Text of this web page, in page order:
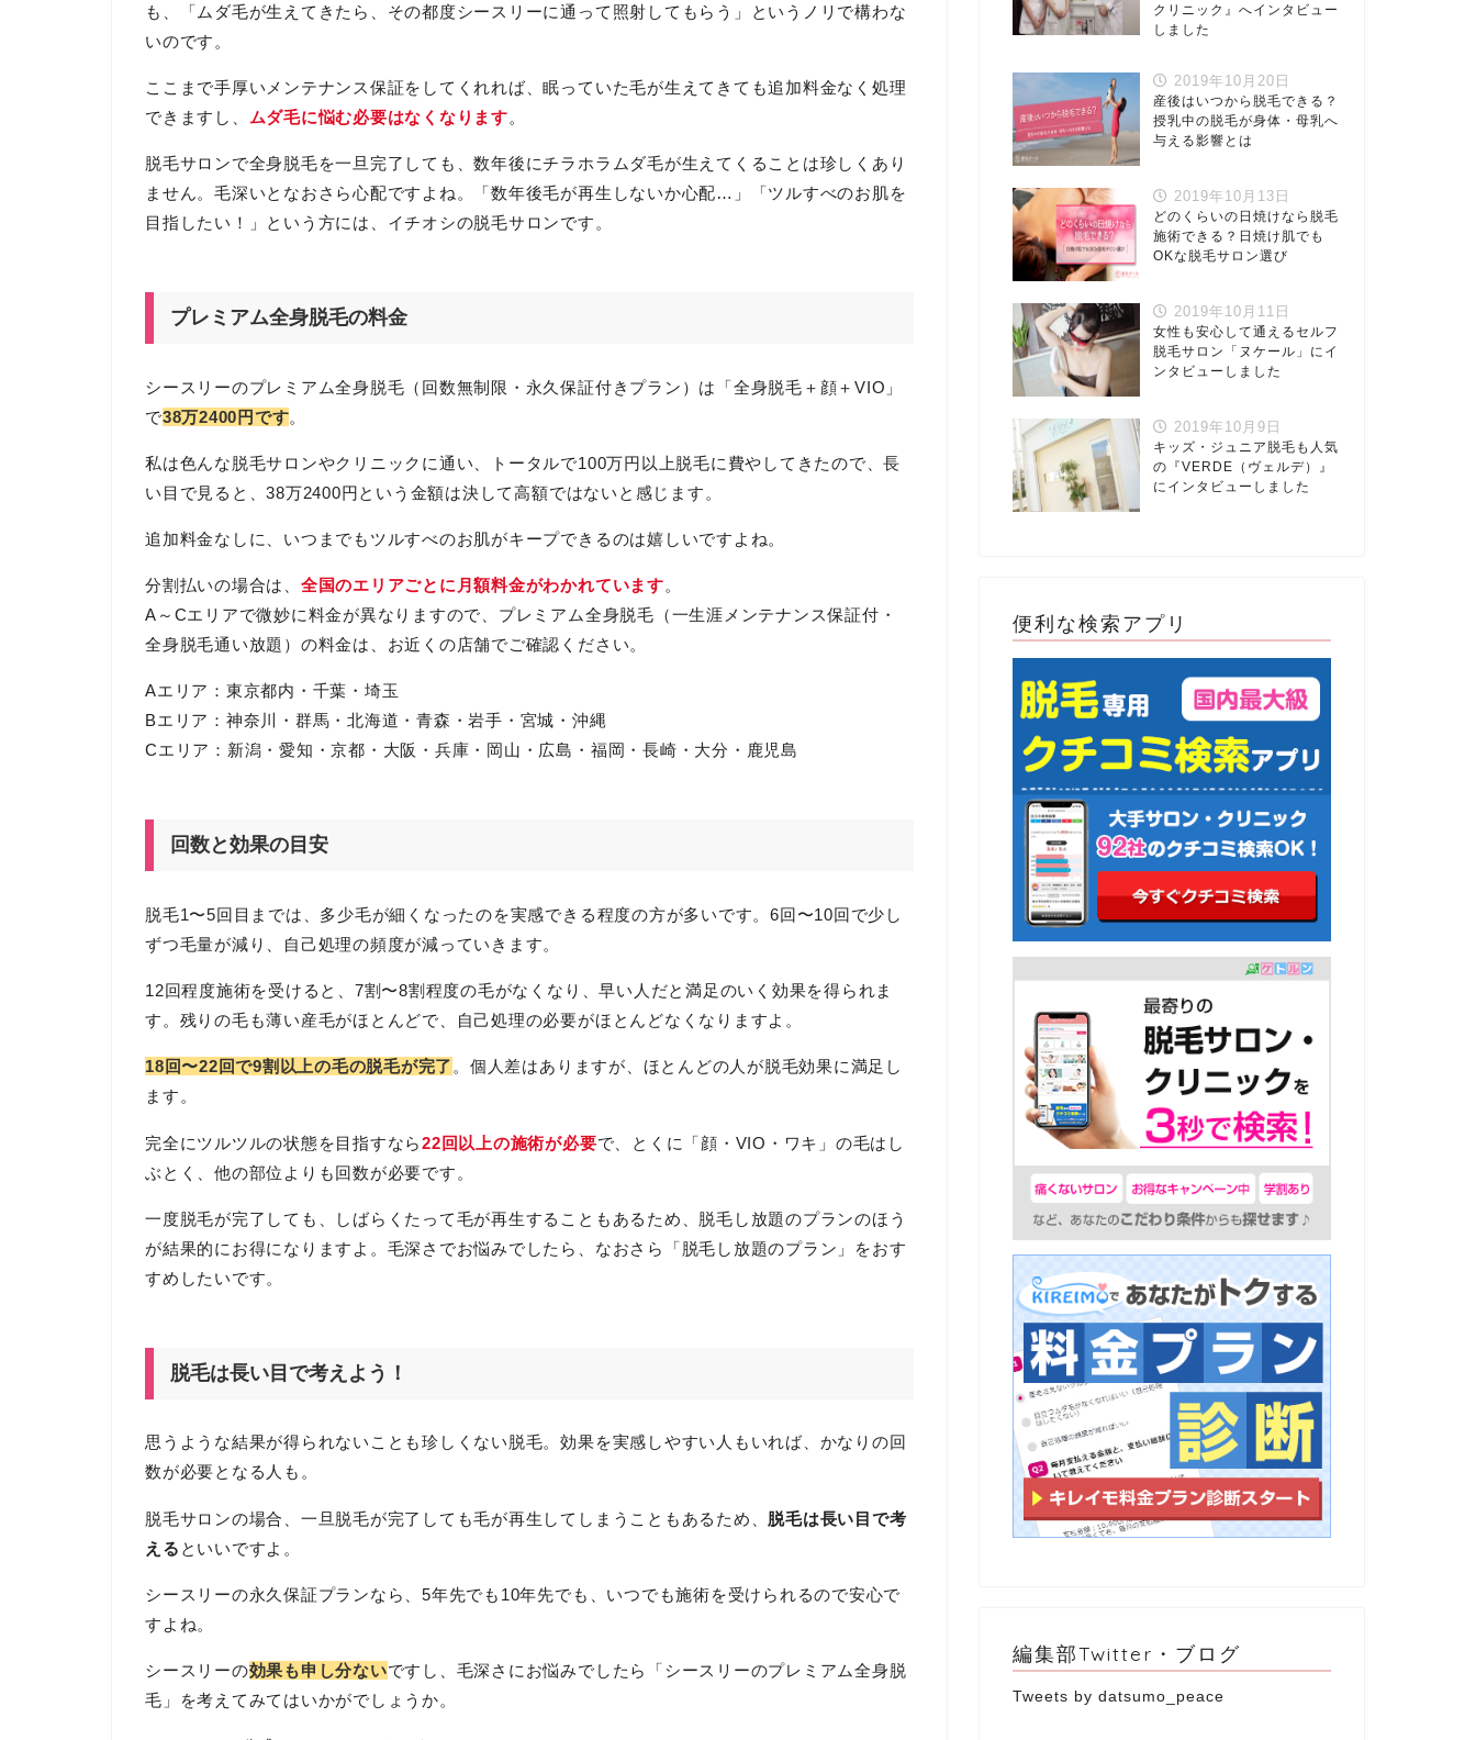
も、「ムダ毛が生えてきたら、その都度シースリーに通って照射してもらう」というノリで構わな
いのです。
ここまで手厚いメンテナンス保証をしてくれれば、眠っていた毛が生えてきても追加料金なく処理
できますし、 ムダ毛に悩む必要はなくなります。
脱毛サロンで全身脱毛を一旦完了しても、数年後にチラホラムダ毛が生えてくることは珍しくあり
ません。毛深いとなおさら心配ですよね。「数年後毛が再生しないか心配…」「ツルすべのお肌を
目指したい！」という方には、イチオシの脱毛サロンです。
プレミアム全身脱毛の料金
シースリーのプレミアム全身脱毛（回数無制限・永久保証付きプラン）は「全身脱毛＋顔＋VIO」
で38万2400円です。
私は色んな脱毛サロンやクリニックに通い、トータルで100万円以上脱毛に費やしてきたので、長
い目で見ると、38万2400円という金額は決して高額ではないと感じます。
追加料金なしに、いつまでもツルすべのお肌がキープできるのは嬉しいですよね。
分割払いの場合は、 全国のエリアごとに月額料金がわかれています。
A～Cエリアで微妙に料金が異なりますので、プレミアム全身脱毛（一生涯メンテナンス保証付・
全身脱毛通い放題）の料金は、お近くの店舗でご確認ください。
Aエリア：東京都内・千葉・埼玉
Bエリア：神奈川・群馬・北海道・青森・岩手・宮城・沖縄
Cエリア：新潟・愛知・京都・大阪・兵庫・岡山・広島・福岡・長崎・大分・鹿児島
回数と効果の目安
脱毛1〜5回目までは、多少毛が細くなったのを実感できる程度の方が多いです。6回〜10回で少し
ずつ毛量が減り、自己処理の頻度が減っていきます。
12回程度施術を受けると、7割〜8割程度の毛がなくなり、早い人だと満足のいく効果を得られま
す。残りの毛も薄い産毛がほとんどで、自己処理の必要がほとんどなくなりますよ。
18回〜22回で9割以上の毛の脱毛が完了。個人差はありますが、ほとんどの人が脱毛効果に満足し
ます。
完全にツルツルの状態を目指すなら22回以上の施術が必要で、とくに「顔・VIO・ワキ」の毛はし
ぶとく、他の部位よりも回数が必要です。
一度脱毛が完了しても、しばらくたって毛が再生することもあるため、脱毛し放題のプランのほう
が結果的にお得になりますよ。毛深さでお悩みでしたら、なおさら「脱毛し放題のプラン」をおす
すめしたいです。
脱毛は長い目で考えよう！
思うような結果が得られないことも珍しくない脱毛。効果を実感しやすい人もいれば、かなりの回
数が必要となる人も。
脱毛サロンの場合、一旦脱毛が完了しても毛が再生してしまうこともあるため、 脱毛は長い目で考
える といいですよ。
シースリーの永久保証プランなら、5年先でも10年先でも、いつでも施術を受けられるので安心で
すよね。
シースリーの効果も申し分ないですし、毛深さにお悩みでしたら「シースリーのプレミアム全身脱
毛」を考えてみてはいかがでしょうか。
クリニック』へインタビュー
しました
2019年10月20日
産後はいつから脱毛できる？
授乳中の脱毛が身体・母乳へ
与える影響とは
2019年10月13日
どのくらいの日焼けなら脱毛
施術できる？日焼け肌でも
OKな脱毛サロン選び
2019年10月11日
女性も安心して通えるセルフ
脱毛サロン「ヌケール」にイ
ンタビューしました
2019年10月9日
キッズ・ジュニア脱毛も人気
の『VERDE（ヴェルデ）』
にインタビューしました
便利な検索アプリ
編集部Twitter・ブログ
Tweets by datsumo_peace